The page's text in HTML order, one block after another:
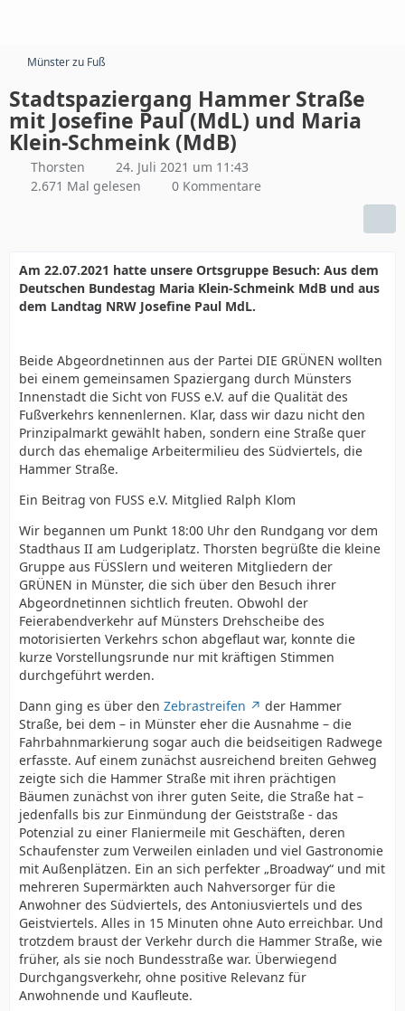
Münster zu Fuß
Stadtspaziergang Hammer Straße
mit Josefine Paul (MdL) und Maria
Klein-Schmeink (MdB)
Thorsten
24. Juli 2021 um 11:43
2.671 Mal gelesen
0 Kommentare
Am 22.07.2021 hatte unsere Ortsgruppe Besuch: Aus dem
Deutschen Bundestag Maria Klein-Schmeink MdB und aus
dem Landtag NRW Josefine Paul MdL.
Beide Abgeordnetinnen aus der Partei DIE GRÜNEN wollten
bei einem gemeinsamen Spaziergang durch Münsters
Innenstadt die Sicht von FUSS e.V. auf die Qualität des
Fußverkehrs kennenlernen. Klar, dass wir dazu nicht den
Prinzipalmarkt gewählt haben, sondern eine Straße quer
durch das ehemalige Arbeitermilieu des Südviertels, die
Hammer Straße.
Ein Beitrag von FUSS e.V. Mitglied Ralph Klom
Wir begannen um Punkt 18:00 Uhr den Rundgang vor dem
Stadthaus II am Ludgeriplatz. Thorsten begrüßte die kleine
Gruppe aus FÜSSlern und weiteren Mitgliedern der
GRÜNEN in Münster, die sich über den Besuch ihrer
Abgeordnetinnen sichtlich freuten. Obwohl der
Feierabendverkehr auf Münsters Drehscheibe des
motorisierten Verkehrs schon abgeflaut war, konnte die
kurze Vorstellungsrunde nur mit kräftigen Stimmen
durchgeführt werden.
Dann ging es über den Zebrastreifen
der Hammer
Straße, bei dem – in Münster eher die Ausnahme – die
Fahrbahnmarkierung sogar auch die beidseitigen Radwege
erfasste. Auf einem zunächst ausreichend breiten Gehweg
zeigte sich die Hammer Straße mit ihren prächtigen
Bäumen zunächst von ihrer guten Seite, die Straße hat –
jedenfalls bis zur Einmündung der Geiststraße - das
Potenzial zu einer Flaniermeile mit Geschäften, deren
Schaufenster zum Verweilen einladen und viel Gastronomie
mit Außenplätzen. Ein an sich perfekter „Broadway“ und mit
mehreren Supermärkten auch Nahversorger für die
Anwohner des Südviertels, des Antoniusviertels und des
Geistviertels. Alles in 15 Minuten ohne Auto erreichbar. Und
trotzdem braust der Verkehr durch die Hammer Straße, wie
früher, als sie noch Bundesstraße war. Überwiegend
Durchgangsverkehr, ohne positive Relevanz für
Anwohnende und Kaufleute.